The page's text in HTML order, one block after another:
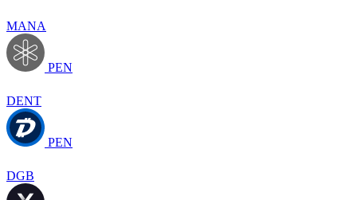
MANA
PEN
DENT
PEN
DGB